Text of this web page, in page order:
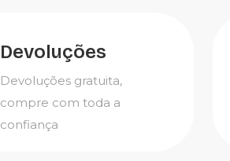
Devoluções
Devoluções gratuita,
compre com toda a
confiança